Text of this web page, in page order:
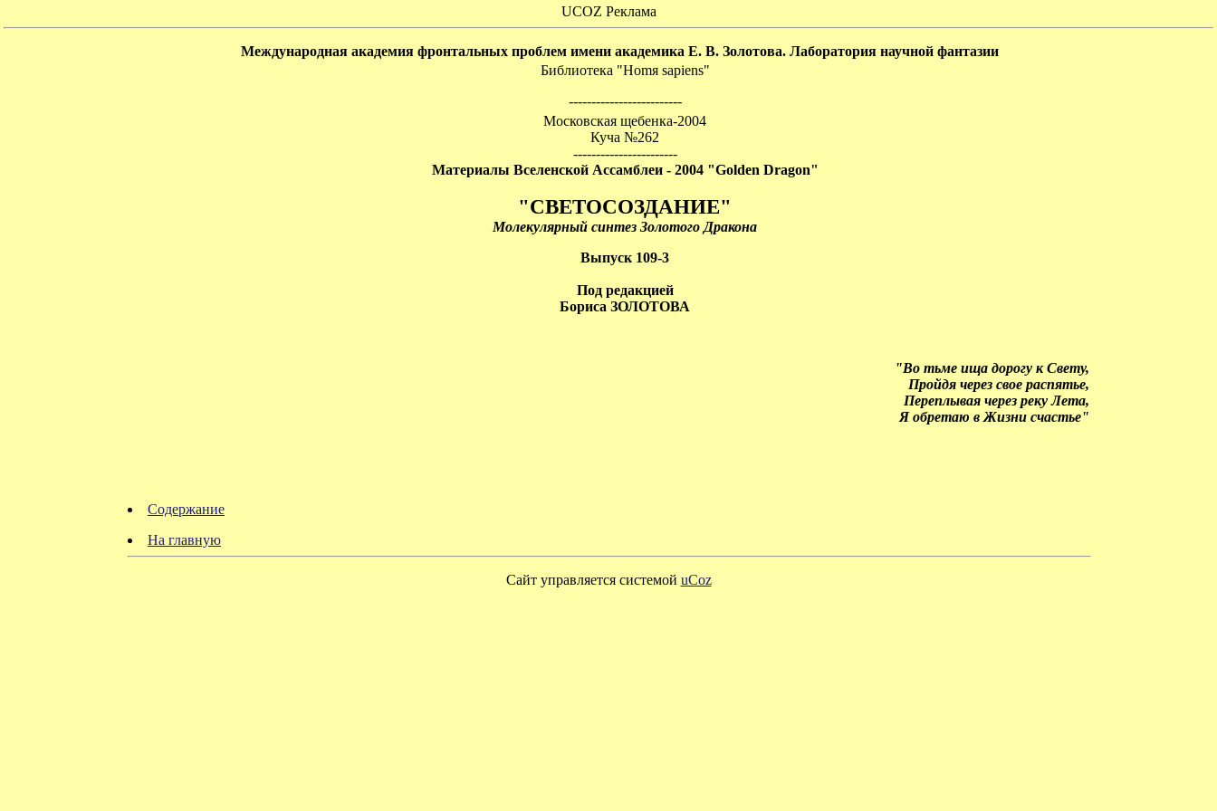
UCOZ Реклама
Международная академия фронтальных проблем имени академика Е. В. Золотова. Лаборатория научной фантазии
Библиотека "Homя sapiens"
-------------------------
Московская щебенка-2004
Куча №262
-----------------------
Материалы Вселенской Ассамблеи - 2004 "Golden Dragon"
"СВЕТОСОЗДАНИЕ"
Молекулярный синтез Золотого Дракона
Выпуск 109-3
Под редакцией
Бориса ЗОЛОТОВА
"Во тьме ища дорогу к Свету,
Пройдя через свое распятье,
Переплывая через реку Лета,
Я обретаю в Жизни счастье"
Содержание
На главную
Сайт управляется системой uCoz